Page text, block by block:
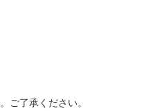
ご了承ください。